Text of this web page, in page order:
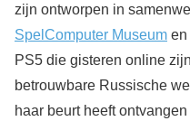
zijn ontworpen in
SpelComputer Museum en
PS5 die gisteren online zijn
betrouwbare Russische
haar beurt heeft